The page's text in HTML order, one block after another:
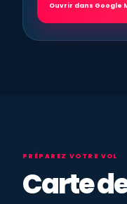
Ouvrir dans Google
PRÉPAREZ VOTRE VOL
Carte